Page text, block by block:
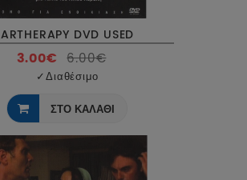
ARTHERAPY DVD USED
3.00€ 6.00€
✓Διαθέσιμο
ΣΤΟ ΚΑΛΑΘΙ